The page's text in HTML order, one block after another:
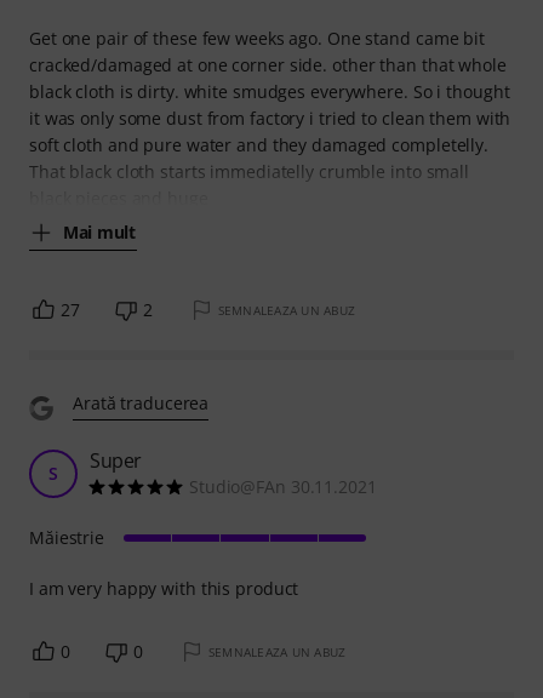
Get one pair of these few weeks ago. One stand came bit
cracked/damaged at one corner side. other than that whole
black cloth is dirty. white smudges everywhere. So i thought
it was only some dust from factory i tried to clean them with
soft cloth and pure water and they damaged completelly.
That black cloth starts immediatelly crumble into small
Mai mult
27 2 SEMNALEAZA UN ABUZ
Arată traducerea
S Super
Studio@FAn 30.11.2021
I am very happy with this product
Măiestrie
0 0 SEMNALEAZA UN ABUZ